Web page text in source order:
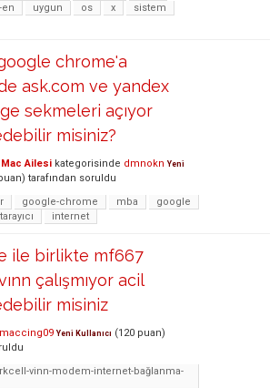
uygun os x
sistem
chrome'a
ask.com ve yandex
sekmeleri açıyor
misiniz?
Mac Ailesi kategorisinde dmnokn Yeni
tarafından soruldu
google-chrome mba
google
tarayıcı internet
ile birlikte mf667
çalışmıyor acil
misiniz
maccing09 Yeni Kullanıcı (120 puan)
vinn-modem-internet-bağlanma-